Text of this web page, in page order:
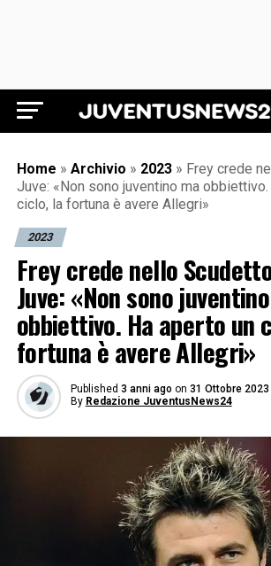
Juventus News 24
Home » Archivio » 2023 » Frey crede
Juve: «Non sono juventino ma obbiettivo.
ciclo, la fortuna è avere Allegri»
2023
Frey crede nello
Juve: «Non sono
obbiettivo. Ha aperto un
fortuna è avere Allegri»
Published 3 anni ago on 31 Ottobre 2023
By Redazione JuventusNews24